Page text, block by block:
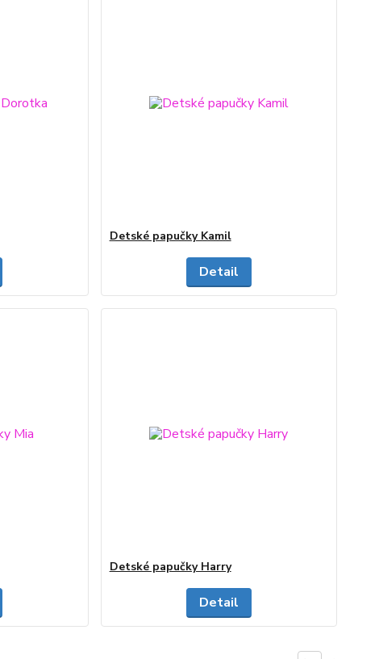
Detské papučky Kamil
Detail
Detské papučky Harry
Detail